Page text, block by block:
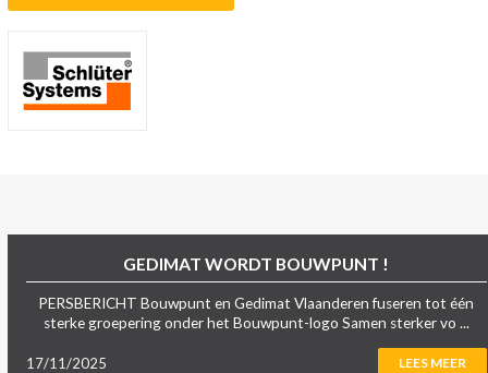
GEDIMAT WORDT BOUWPUNT !
PERSBERICHT Bouwpunt en Gedimat Vlaanderen fuseren tot één
sterke groepering onder het Bouwpunt-logo Samen sterker vo ...
17/11/2025 LEES MEER